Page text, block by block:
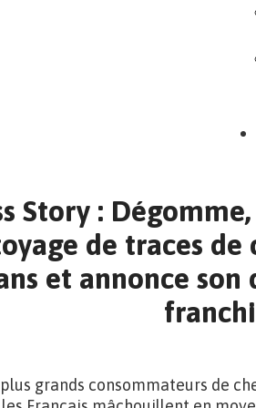
Story :
de traces de
et annonce
grands consommateurs de